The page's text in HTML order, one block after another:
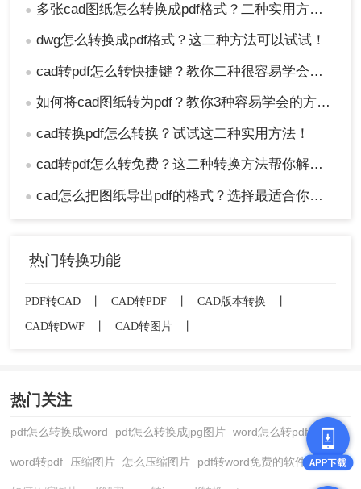
● 多张cad图纸怎么转换成pdf格式？二种实用方法详解！
● dwg怎么转换成pdf格式？这二种方法可以试试！
● cad转pdf怎么转快捷键？教你二种很容易学会的方法！
● 如何将cad图纸转为pdf？教你3种容易学会的方法!
● cad转换pdf怎么转换？试试这二种实用方法！
● cad转pdf怎么转免费？这二种转换方法帮你解决！
● cad怎么把图纸导出pdf的格式？选择最适合你的高效方法！
热门转换功能
PDF转CAD CAD转PDF CAD版本转换
CAD转DWF
CAD转图片
热门关注
pdf怎么转换成word pdf怎么转换成jpg图片 word怎么转pdf
word转pdf 压缩图片 怎么压缩图片 pdf转word免费的软件